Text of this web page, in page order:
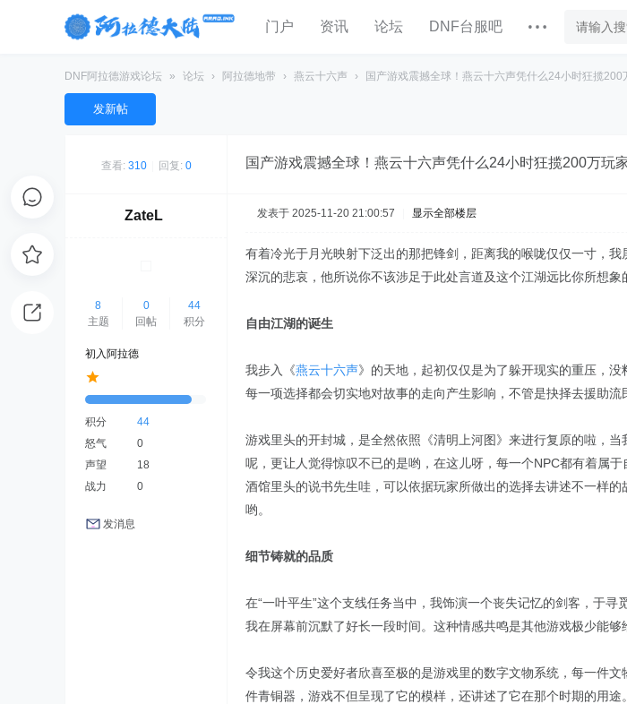
门户 资讯 论坛 DNF台服吧
DNF阿拉德游戏论坛 » 论坛 › 阿拉德地带 › 燕云十六声 › 国产游戏震撼全球！燕云十六声凭什么24小时狂揽200
发新帖
查看: 310 回复: 0 国产游戏震撼全球！燕云十六声凭什么24小时狂揽200万玩
ZateL
8
主题
0
回帖
44
积分
初入阿拉德
积分
44
怒气
0
声望
18
战力
0
发消息
发表于 2025-11-20 21:00:57 显示全部楼层
有着冷光于月光映射下泛出的那把锋剑，距离我的喉咙仅仅一寸，
深沉的悲哀，他所说你不该涉足于此处言道及这个江湖远比你所想象
自由江湖的诞生
我步入《燕云十六声》的天地，起初仅仅是为了躲开现实的重压，
每一项选择都会切实地对故事的走向产生影响，不管是抉择去援助
游戏里头的开封城，是全然依照《清明上河图》来进行复原的啦，
呢，更让人觉得惊叹不已的是哟，在这儿呀，每一个NPC都有着属
酒馆里头的说书先生哇，可以依据玩家所做出的选择去讲述不一样
哟。
细节铸就的品质
在“一叶平生”这个支线任务当中，我饰演一个丧失记忆的剑客，于
我在屏幕前沉默了好长一段时间。这种情感共鸣是其他游戏极少能
令我这个历史爱好者欣喜至极的是游戏里的数字文物系统，每一件
件青铜器，游戏不但呈现了它的模样，还讲述了它在那个时期的用